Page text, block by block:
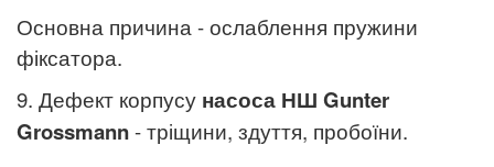
Основна причина - ослаблення пружини
фіксатора.
9. Дефект корпусу насоса НШ Gunter
Grossmann- тріщини, здуття, пробоїни.